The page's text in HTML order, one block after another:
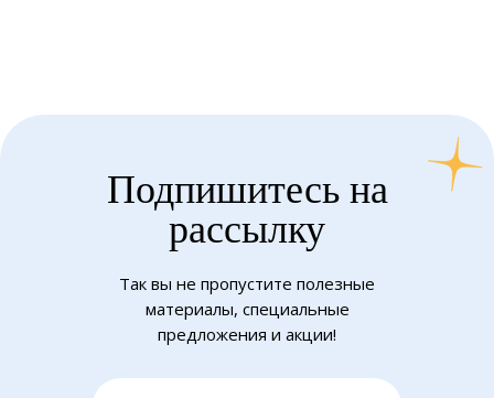
Подпишитесь на
рассылку
Так вы не пропустите полезные
материалы, специальные
предложения и акции!